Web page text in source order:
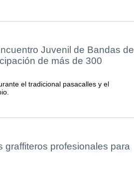
Juvenil de Bandas de
de más de 300
el tradicional pasacalles y el
graffiteros profesionales para